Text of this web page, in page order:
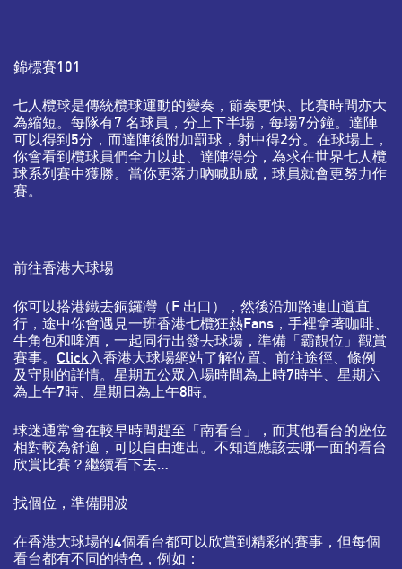
錦標賽101
七人欖球是傳統欖球運動的變奏，節奏更快、比賽時間亦大
為縮短。每隊有7 名球員，分上下半場，每場7分鐘。達陣
可以得到5分，而達陣後附加罰球，射中得2分。在球場上，
你會看到欖球員們全力以赴、達陣得分，為求在世界七人欖
球系列賽中獲勝。當你更落力吶喊助威，球員就會更努力作
賽。
前往香港大球場
你可以搭港鐵去銅鑼灣（F 出口），然後沿加路連山道直
行，途中你會遇見一班香港七欖狂熱Fans，手裡拿著咖啡、
牛角包和啤酒，一起同行出發去球場，準備「霸靚位」觀賞
賽事。 Click入香港大球場網站了解位置、前往途徑、條例
及守則的詳情。星期五公眾入場時間為上時7時半、星期六
為上午7時、星期日為上午8時。
球迷通常會在較早時間趕至「南看台」，而其他看台的座位
相對較為舒適，可以自由進出。不知道應該去哪一面的看台
欣賞比賽？繼續看下去…
找個位，準備開波
在香港大球場的4個看台都可以欣賞到精彩的賽事，但每個
看台都有不同的特色，例如：